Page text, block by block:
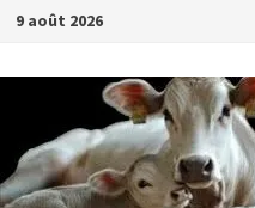
Passer
contenu
9 août 2026